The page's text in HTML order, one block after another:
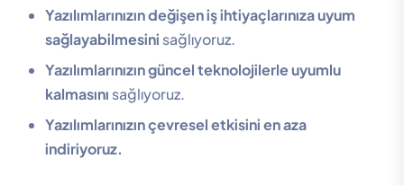
Yazılımlarınızın değişen iş ihtiyaçlarınıza uyum
sağlayabilmesini sağlıyoruz.
Yazılımlarınızın güncel teknolojilerle uyumlu
kalmasını sağlıyoruz.
Yazılımlarınızın çevresel etkisini en aza
indiriyoruz.